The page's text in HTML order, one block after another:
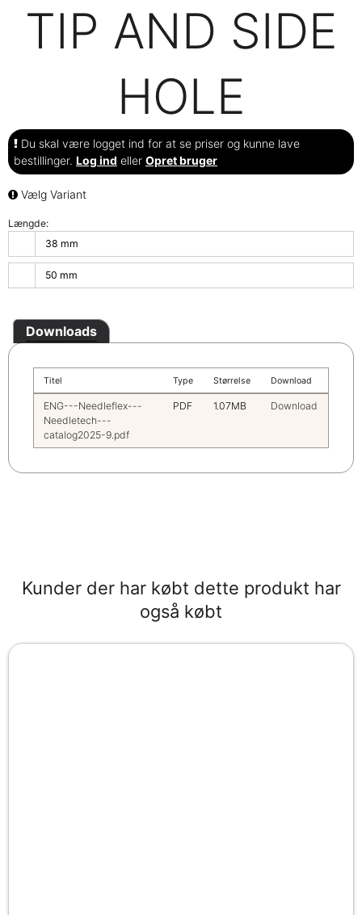
TIP AND SIDE
HOLE
Du skal være logget ind for at se priser og kunne lave
bestillinger. Log ind eller Opret bruger
Vælg Variant
Længde:
38 mm
50 mm
Downloads
Titel Type Størrelse Download
ENG---Needleflex---
Needletech---
catalog2025-9.pdf
PDF 1.07MB Download
Kunder der har købt dette produkt har
også købt